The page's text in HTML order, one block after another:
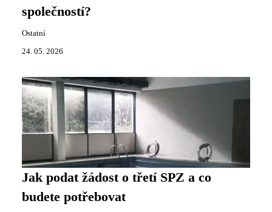
společností?
Ostatní
24. 05. 2026
Jak podat žádost o třetí SPZ a co
budete potřebovat